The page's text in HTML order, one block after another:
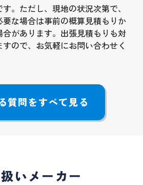
。ただし、現地の状況次第で、
要な場合は事前の概算見積もりか
合があります。出張見積もりも対
ので、お気軽にお問い合わせく
質問をすべて見る
いメーカー